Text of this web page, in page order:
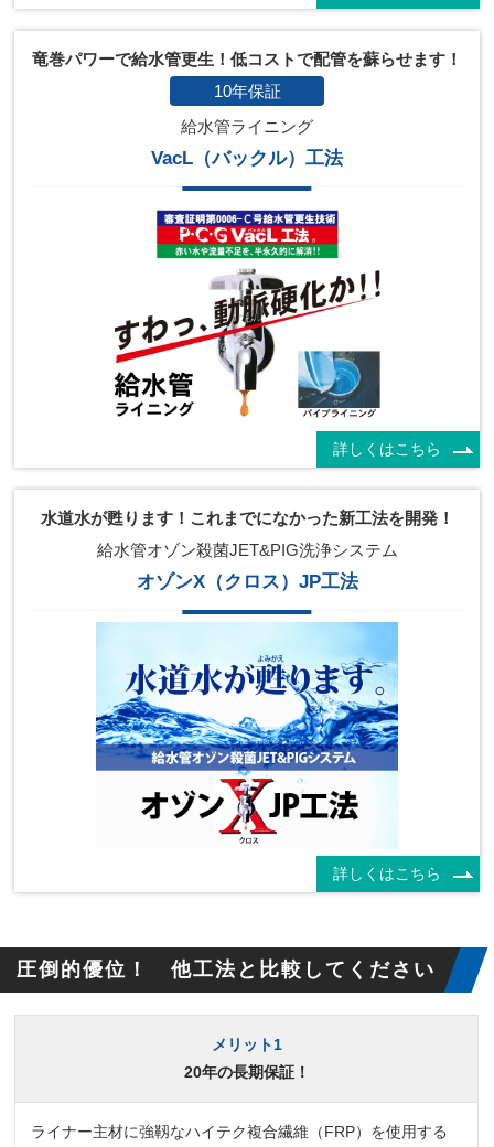
竜巻パワーで給水管更生！低コストで配管を蘇らせます！
10年保証
給水管ライニング
VacL（バックル）工法
詳しくはこちら
水道水が甦ります！これまでになかった新工法を開発！
給水管オゾン殺菌JET&PIG洗浄システム
オゾンX（クロス）JP工法
詳しくはこちら
圧倒的優位！ 他工法と比較してください
メリット1
20年の長期保証！
ライナー主材に強靱なハイテク複合繊維（FRP）を使用する